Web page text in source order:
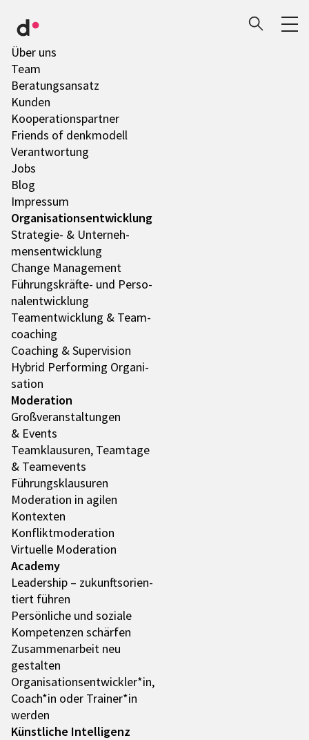
Über uns
Team
Bera­tungs­an­satz
Kunden
Koope­ra­ti­ons­part­ner
Friends of denk­mo­dell
Verant­wor­tung
Jobs
Blog
Impres­sum
Orga­ni­sa­ti­ons­ent­wick­lung
Stra­te­gie- & Unter­neh­
mens­ent­wick­lung
Change Manage­ment
Führungs­­­kräfte- und Perso­
nal­ent­wick­lung
Team­ent­wick­lung & Team­
coa­ching
Coaching & Super­vi­sion
Hybrid Performing Orga­ni­
sa­tion
Mode­ra­tion
Groß­ver­an­stal­tun­gen
& Events
Team­klau­su­ren, Team­tage
& Team­e­vents
Führungs­klau­su­ren
Mode­ra­tion in agilen
Kontex­ten
Konflikt­mo­de­ra­tion
Virtu­elle Mode­ra­tion
Academy
Leader­ship – zukunfts­ori­en­
tiert führen
Persön­li­che und soziale
Kompe­ten­zen schär­fen
Zusam­men­ar­beit neu
gestal­ten
Organisationsentwickler*in,
Coach*in oder Trainer*in
werden
Künst­li­che Intel­li­genz